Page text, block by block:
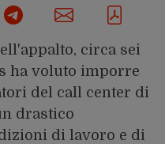
circa sei
ha voluto imporre
del call center di
drastico
di lavoro e di